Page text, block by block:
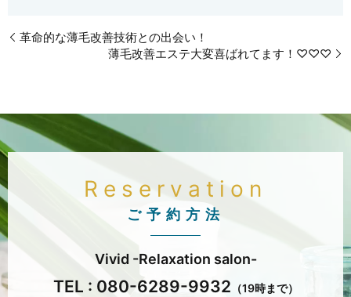
革命的な薄毛改善技術との出会い！
薄毛改善エステ大変喜ばれてます！♡♡♡
Reservation
ご予約方法
Vivid -Relaxation salon-
TEL : 080-6289-9932 （19時まで）